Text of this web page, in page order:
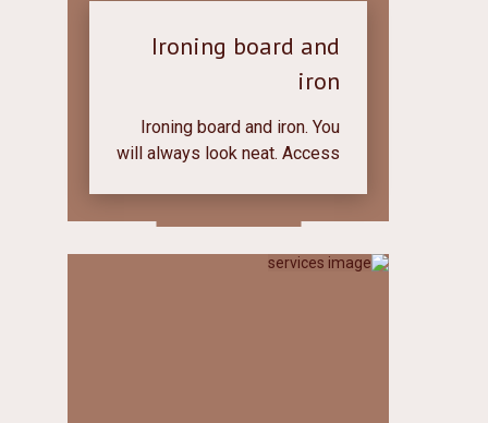
Ironing board and
iron
Ironing board and iron. You
will always look neat. Access